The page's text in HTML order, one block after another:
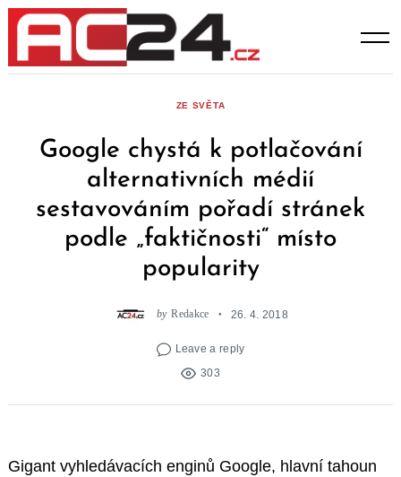
Skip
content
ZE SVĚTA
Google chystá k potlačování
alternativních médií
sestavováním pořadí stránek
podle „faktičnosti“ místo
popularity
by Redakce 26. 4. 2018
Leave a reply
303
Gigant vyhledávacích enginů Google, hlavní tahoun